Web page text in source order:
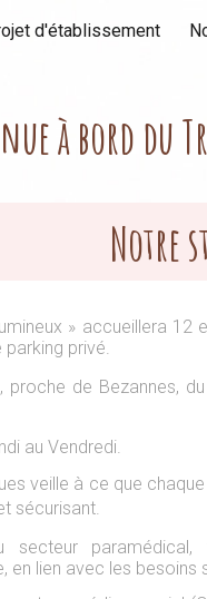
content
d'établissement
à bord du
Notre
» accueillera
privé.
proche de Bezannes,
au Vendredi.
veille à ce que
sécurisant.
paramédical,
lien avec les besoins